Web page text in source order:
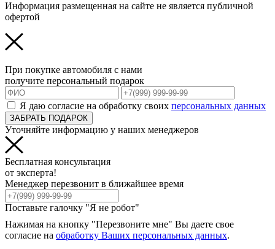
Информация размещенная на сайте не является публичной
офертой
При покупке автомобиля с нами
получите персональный подарок
Я даю согласие на обработку своих персональных данных
ЗАБРАТЬ ПОДАРОК
Уточняйте информацию у наших менеджеров
Бесплатная консультация
от эксперта!
Менеджер перезвонит в ближайшее время
Поставьте галочку "Я не робот"
Нажимая на кнопку "Перезвоните мне" Вы даете свое
согласие на обработку Ваших персональных данных.